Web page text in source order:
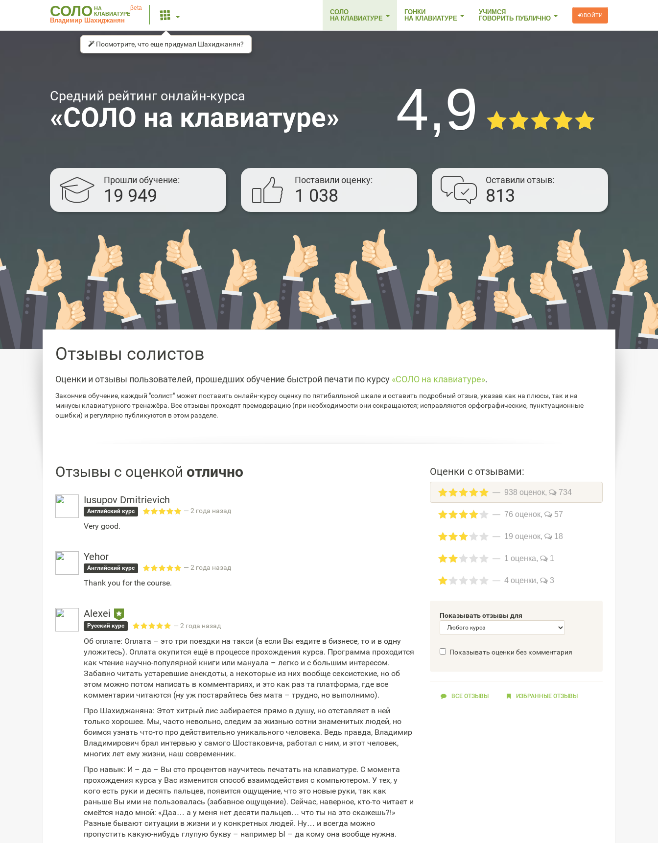
СОЛО НА
КЛАВИАТУРЕ
βeta
Владимир Шахиджанян
СОЛО
НА КЛАВИАТУРЕ
ГОНКИ
НА КЛАВИАТУРЕ
УЧИМСЯ
ГОВОРИТЬ ПУБЛИЧНО
ВОЙТИ
Средний рейтинг онлайн-курса
«СОЛО на клавиатуре» 4,9
Прошли обучение
19 949
Поставили оценку
1 038
Оставили отзыв
813
Отзывы солистов
Оценки и отзывы пользователей, прошедших обучение быстрой печати по курсу «СОЛО на клавиатуре».
Закончив обучение, каждый "солист" может поставить онлайн-курсу оценку по пятибалльной шкале и оставить подробный отзыв, указав как на плюсы, так и на
минусы клавиатурного тренажёра. Все отзывы проходят премодерацию (при необходимости они сокращаются; исправляются орфографические, пунктуационные
ошибки) и регулярно публикуются в этом разделе.
Отзывы с оценкой отлично
Iusupov Dmitrievich
Английский курс — 2 года назад
Very good.
Yehor
Английский курс — 2 года назад
Thank you for the course.
Alexei
Русский курс — 2 года назад
Об оплате: Оплата – это три поездки на такси (а если Вы ездите в бизнесе, то и в одну
уложитесь). Оплата окупится ещё в процессе прохождения курса. Программа проходится
как чтение научно-популярной книги или мануала – легко и с большим интересом.
Забавно читать устаревшие анекдоты, а некоторые из них вообще сексистские, но об
этом можно потом написать в комментариях, и это как раз та платформа, где все
комментарии читаются (ну уж постарайтесь без мата – трудно, но выполнимо).
Про Шахиджаняна: Этот хитрый лис забирается прямо в душу, но отставляет в ней
только хорошее. Мы, часто невольно, следим за жизнью сотни знаменитых людей, но
боимся узнать что-то про действительно уникального человека. Ведь правда, Владимир
Владимирович брал интервью у самого Шостаковича, работал с ним, и этот человек,
многих лет ему жизни, наш современник.
Про навык: И – да – Вы сто процентов научитесь печатать на клавиатуре. С момента
прохождения курса у Вас изменится способ взаимодействия с компьютером. У тех, у
кого есть руки и десять пальцев, появится ощущение, что это новые руки, так как
раньше Вы ими не пользовалась (забавное ощущение). Сейчас, наверное, кто-то читает и
смеётся надо мной: «Даа… а у меня нет десяти пальцев… что ты на это скажешь?!»
Разные бывают ситуации в жизни и у конкретных людей. Ну… и всегда можно
пропустить какую-нибудь глупую букву – например Ы – да кому она вообще нужна.
Оценки с отзывами:
938 оценок, 734
76 оценок, 57
19 оценок, 18
1 оценка, 1
4 оценки, 3
Показывать отзывы для
Показывать оценки без комментария
ВСЕ ОТЗЫВЫ ИЗБРАННЫЕОТЗЫВЫ
Посмотрите, что еще придумал Шахиджанян?